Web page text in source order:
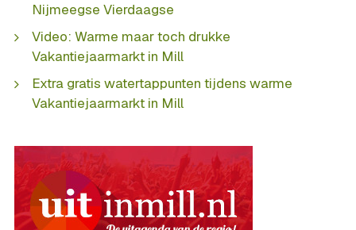
Nijmeegse Vierdaagse
Video: Warme maar toch drukke
Vakantiejaarmarkt in Mill
Extra gratis watertappunten tijdens warme
Vakantiejaarmarkt in Mill